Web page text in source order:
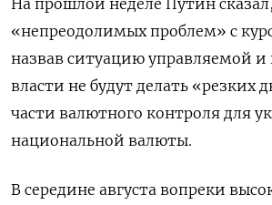
На прошлой неделе Путин
«непреодолимых проблем» с
назвав ситуацию управляемой и
власти не будут делать «резких
части валютного контроля для
национальной валюты.
В середине августа вопреки